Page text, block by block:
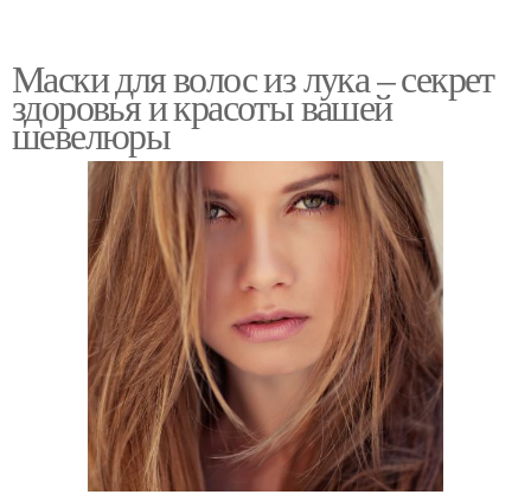
Маски для волос из лука – секрет
здоровья и красоты вашей
шевелюры